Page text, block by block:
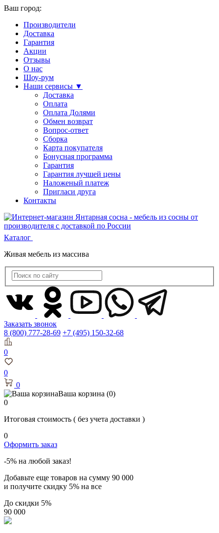
Ваш город:
Производители
Доставка
Гарантия
Акции
Отзывы
О нас
Шоу-рум
Наши сервисы ▼
Доставка
Оплата
Оплата Долями
Обмен возврат
Вопрос-ответ
Сборка
Карта покупателя
Бонусная программа
Гарантия
Гарантия лучшей цены
Наложеный платеж
Пригласи друга
Контакты
Каталог
Живая мебель из массива
Заказать звонок
8 (800) 777-28-69 +7 (495) 150-32-68
0
0
0
Ваша корзина (0)
0
Итоговая стоимость ( без учета доставки )
0
Оформить заказ
-5% на любой заказ!
Добавьте еще товаров на сумму 90 000
и получите скидку 5% на все
До скидки 5%
90 000